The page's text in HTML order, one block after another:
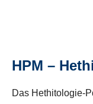
HPM –
Das Hethitologie-